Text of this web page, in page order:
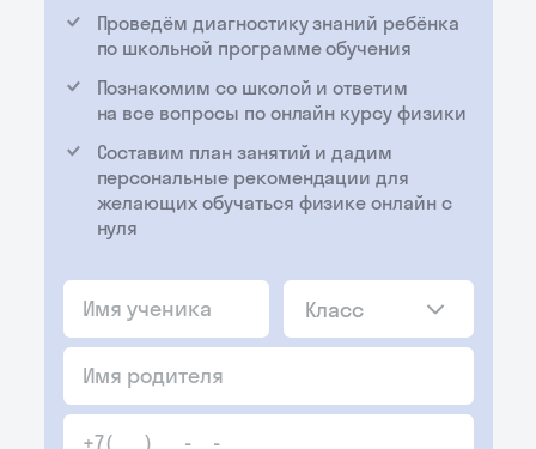
Проведём диагностику знаний ребёнка
по школьной программе обучения
Познакомим со школой и ответим
на все вопросы по онлайн курсу физики
Составим план занятий и дадим
персональные рекомендации для
желающих обучаться физике онлайн с
нуля
Класс